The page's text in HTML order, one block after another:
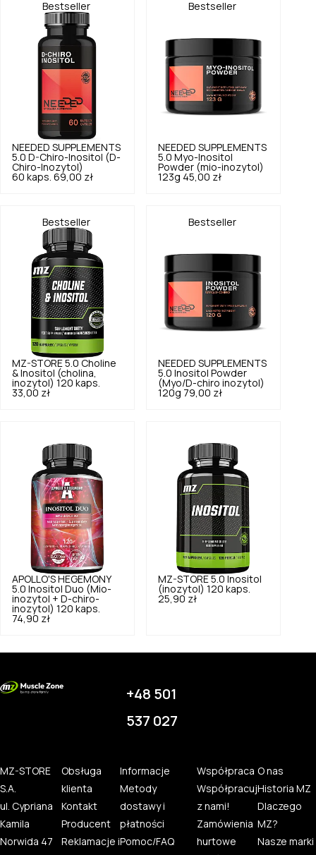
Bestseller
NEEDED SUPPLEMENTS
5.0 D-Chiro-Inositol (D-
Chiro-Inozytol)
60 kaps. 69,00 zł
Bestseller
NEEDED SUPPLEMENTS
5.0 Myo-Inositol
Powder (mio-inozytol)
123g 45,00 zł
Bestseller
MZ-STORE 5.0 Choline
& Inositol (cholina,
inozytol) 120 kaps.
33,00 zł
Bestseller
NEEDED SUPPLEMENTS
5.0 Inositol Powder
(Myo/D-chiro inozytol)
120g 79,00 zł
APOLLO'S HEGEMONY
5.0 Inositol Duo (Mio-
inozytol + D-chiro-
inozytol) 120 kaps.
74,90 zł
MZ-STORE 5.0 Inositol
(inozytol) 120 kaps.
25,90 zł
+48 501
537 027
MZ-STORE
S.A.
ul. Cypriana
Kamila
Norwida 47
Obsługa
klienta
Kontakt
Producent
Reklamacje i
Informacje
Metody
dostawy i
płatności
Pomoc/FAQ
Współpraca
Współpracuj
z nami!
Zamówienia
hurtowe
O nas
Historia MZ
Dlaczego
MZ?
Nasze marki